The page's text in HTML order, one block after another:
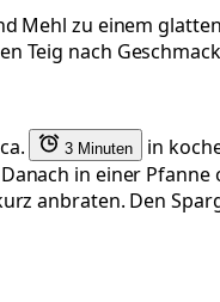
Mehl zu einem
Teig nach
3 Minuten
in
in einer Pfanne
anbraten. Den